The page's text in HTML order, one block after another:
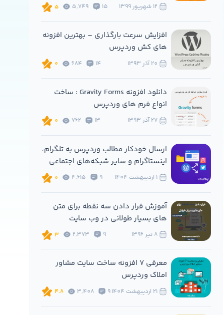
15
5,749
5
افزایش سرعت بارگذاری – بهترین افزونه
های کش وردپرس
14
684
0
دانلود افزونه Gravity Forms : ساخت
انواع فرم های وردپرس
13
762
0
ارسال خودکار مطالب وردپرس به تلگرام،
اینستاگرام و سایر شبکه‌های اجتماعی
9
4,615
0
آموزش قرار دادن سه نقطه برای متن
های بسیار طولانی در وب سایت
9
2,373
3
معرفی 7 افزونه ساخت سایت مشاور
املاک وردپرس
9
3,408
4.8